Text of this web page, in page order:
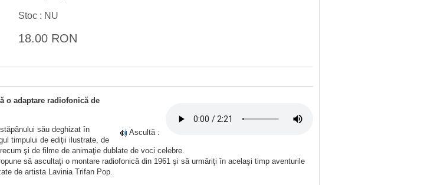
Stoc : NU
18.00 RON
Ascultă :
o adaptare radiofonică de
său deghizat în
timpului de ediţii ilustrate, de
şi de filme de animaţie dublate de voci celebre.
să ascultaţi o montare radiofonică din 1961 şi să urmăriţi în acelaşi timp aventurile
de artista Lavinia Trifan Pop.